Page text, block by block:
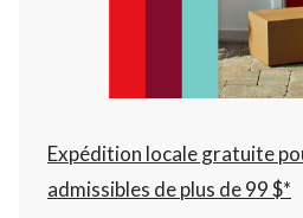
à
Expédition locale gratuite
admissibles de plus de 99 $*